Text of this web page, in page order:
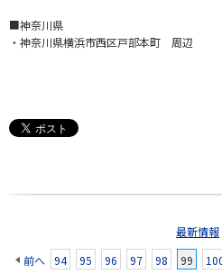
■神奈川県
・神奈川県横浜市西区戸部本町 周辺
最新情報
前へ
94 95 96 97 98 99